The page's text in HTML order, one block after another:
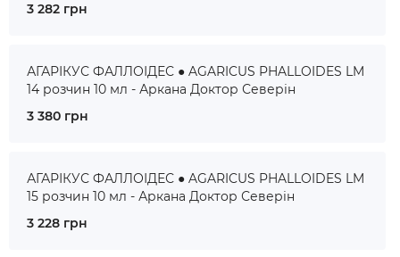
3 282 грн
АГАРІКУС ФАЛЛОІДЕС ● AGARICUS PHALLOIDES LM
14 розчин 10 мл - Аркана Доктор Северін
3 380 грн
АГАРІКУС ФАЛЛОІДЕС ● AGARICUS PHALLOIDES LM
15 розчин 10 мл - Аркана Доктор Северін
3 228 грн